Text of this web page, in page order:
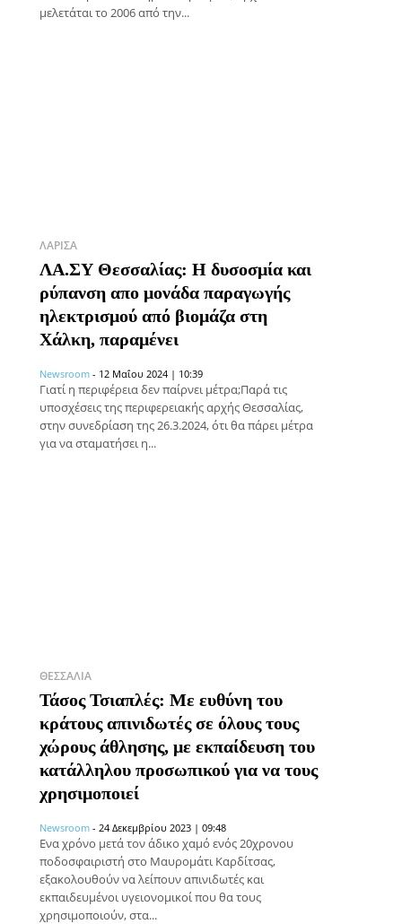
μελετάται το 2006 από την...
ΛΆΡΙΣΑ
ΛΑ.ΣΥ Θεσσαλίας: Η δυσοσμία και
ρύπανση απο μονάδα παραγωγής
ηλεκτρισμού από βιομάζα στη
Χάλκη, παραμένει
Newsroom - 12 Μαΐου 2024 | 10:39
Γιατί η περιφέρεια δεν παίρνει μέτρα;Παρά τις
υποσχέσεις της περιφερειακής αρχής Θεσσαλίας,
στην συνεδρίαση της 26.3.2024, ότι θα πάρει μέτρα
για να σταματήσει η...
ΘΕΣΣΑΛΊΑ
Τάσος Τσιαπλές: Με ευθύνη του
κράτους απινιδωτές σε όλους τους
χώρους άθλησης, με εκπαίδευση του
κατάλληλου προσωπικού για να τους
χρησιμοποιεί
Newsroom - 24 Δεκεμβρίου 2023 | 09:48
Ενα χρόνο μετά τον άδικο χαμό ενός 20χρονου
ποδοσφαιριστή στο Μαυρομάτι Καρδίτσας,
εξακολουθούν να λείπουν απινιδωτές και
εκπαιδευμένοι υγειονομικοί που θα τους
χρησιμοποιούν, στα...